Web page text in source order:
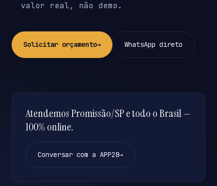
valor real, não demo.
Solicitar orçamento→ WhatsApp direto
Atendemos Promissão/SP e todo o Brasil —
100% online.
Conversar com a APP2B→